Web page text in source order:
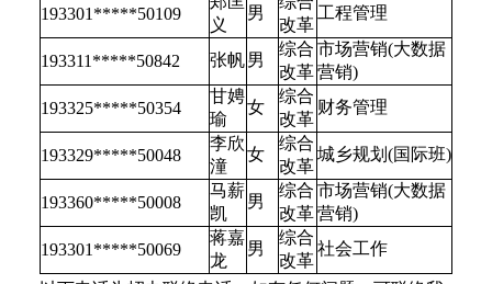
193301*****50109
义
男
改革
工程管理
193311*****50842 张帆男
综合
改革
市场营销(大数据
营销)
193325*****50354
甘娉
瑜
女
综合
改革
财务管理
193329*****50048
李欣
潼
女
综合
改革
城乡规划(国际班)
193360*****50008
马薪
凯
男
综合
改革
市场营销(大数据
营销)
193301*****50069
蒋嘉
龙
男
综合
改革
社会工作